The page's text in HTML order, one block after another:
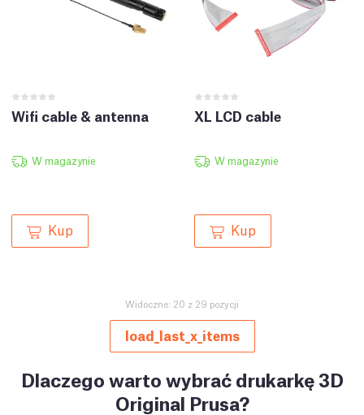
Wifi cable & antenna
W magazynie
Kup
XL LCD cable
W magazynie
Kup
Widoczne: 20 z 29 pozycji
load_last_x_items
Dlaczego warto wybrać drukarkę 3D
Original Prusa?